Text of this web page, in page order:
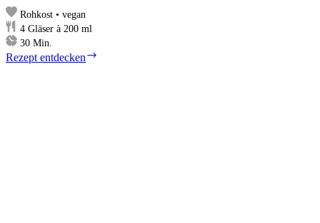
Rohkost • vegan
4 Gläser à 200 ml
30Minuten
Min.
Rezept entdecken